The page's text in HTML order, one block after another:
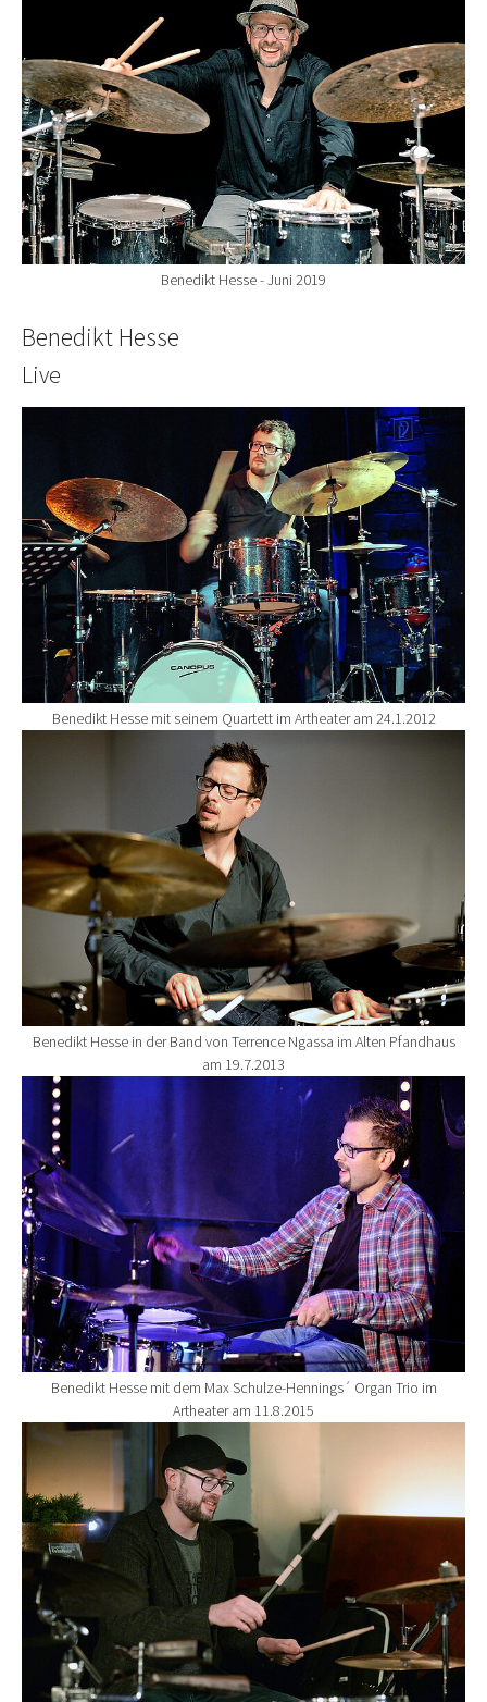
Benedikt Hesse - Juni 2019
Benedikt Hesse
Live
Benedikt Hesse mit seinem Quartett im Artheater am 24.1.2012
Show larger version for:
Benedikt Hesse in der Band von Terrence Ngassa im Alten Pfandhaus
am 19.7.2013
Show larger version for:
Benedikt Hesse mit dem Max Schulze-Hennings´ Organ Trio im
Artheater am 11.8.2015
Show larger version for: